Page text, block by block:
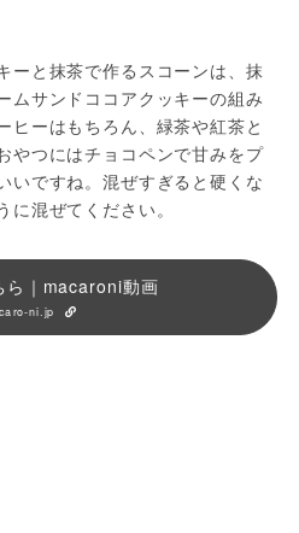
ーと抹茶で作るスコーンは、抹
ムサンドココアクッキーの組み
ヒーはもちろん、緑茶や紅茶と
やつにはチョコペンで甘みをプ
いですね。混ぜすぎると硬くな
混ぜてください。
ら｜macaroni動画
ni.jp